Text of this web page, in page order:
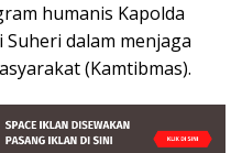
humanis Kapolda
Suheri dalam menjaga
(Kamtibmas).